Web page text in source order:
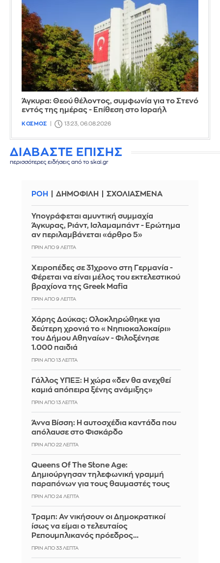
Άγκυρα: Θεού θέλοντος, συμφωνία για το Στενό
εντός της ημέρας - Επίθεση στο Ισραήλ
ΚΟΣΜΟΣ 13:23, 06.08.2026
ΔΙΑΒΑΣΤΕ ΕΠΙΣΗΣ
περισσότερες ειδήσεις από το skai.gr
ΡΟΗ ΔΗΜΟΦΙΛΗ ΣΧΟΛΙΑΣΜΕΝΑ
Υπογράφεται αμυντική συμμαχία
Άγκυρας, Ριάντ, Ισλαμαμπάντ - Ερώτημα
αν περιλαμβάνεται «άρθρο 5»
ΠΡΙΝ ΑΠΌ 9 ΛΕΠΤΆ
Χειροπέδες σε 31χρονο στη Γερμανία -
Φέρεται να είναι μέλος του εκτελεστικού
βραχίονα της Greek Mafia
ΠΡΙΝ ΑΠΌ 9 ΛΕΠΤΆ
Χάρης Δούκας: Ολοκληρώθηκε για
δεύτερη χρονιά το «Νηπιοκαλοκαίρι»
του Δήμου Αθηναίων - Φιλοξένησε
1.000 παιδιά
ΠΡΙΝ ΑΠΌ 13 ΛΕΠΤΆ
Γάλλος ΥΠΕΞ: Η χώρα «δεν θα ανεχθεί
καμιά απόπειρα ξένης ανάμιξης»
ΠΡΙΝ ΑΠΌ 13 ΛΕΠΤΆ
Άννα Βίσση: Η αυτοσχέδια καντάδα που
απόλαυσε στο Φισκάρδο
ΠΡΙΝ ΑΠΌ 22 ΛΕΠΤΆ
Queens Of The Stone Age:
Δημιούργησαν τηλεφωνική γραμμή
παραπόνων για τους θαυμαστές τους
ΠΡΙΝ ΑΠΌ 24 ΛΕΠΤΆ
Τραμπ: Αν νικήσουν οι Δημοκρατικοί
ίσως να είμαι ο τελευταίος
Ρεπουμπλικανός πρόεδρος…
ΠΡΙΝ ΑΠΌ 33 ΛΕΠΤΆ